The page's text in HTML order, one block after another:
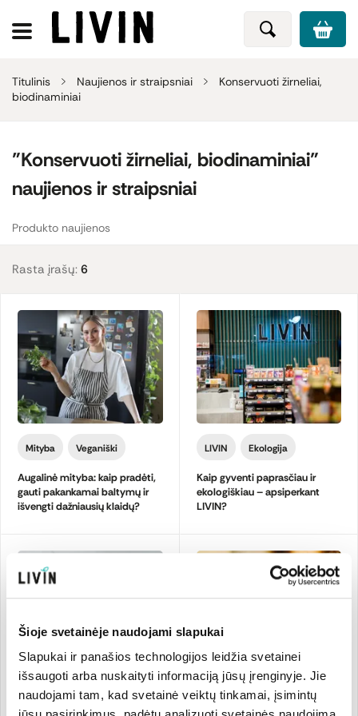
Šioje svetainėje naudojami slapukai
Slapukai ir panašios technologijos leidžia svetainei
išsaugoti arba nuskaityti informaciją jūsų įrenginyje. Jie
naudojami tam, kad svetainė veiktų tinkamai, įsimintų
Titulinis Naujienos ir straipsniai
Konservuoti žirneliai,
biodinaminiai
"Konservuoti žirneliai, biodinaminiai"
naujienos ir straipsniai
Produkto naujienos
Rasta įrašų: 6
Mityba Veganiški
Augalinė mityba: kaip pradėti,
gauti pakankamai baltymų ir
išvengti dažniausių klaidų?
LIVIN Ekologija
Kaip gyventi paprasčiau ir
ekologiškiau – apsiperkant
LIVIN?
Mityba Mityba